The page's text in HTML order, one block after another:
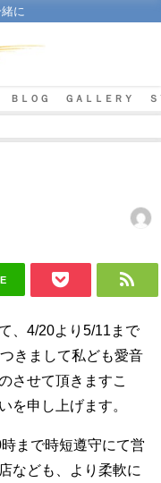
に
ＢＬＯＧ ＧＡＬＬＥＲＹ
、4/20より5/11まで
きまして私ども愛音
させて頂きますこ
を申し上げます。
まで時短遵守にて営
なども、より柔軟に